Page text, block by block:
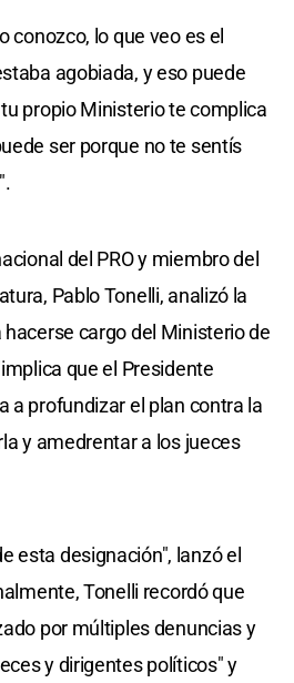
conozco, lo que veo es el
agobiada, y eso puede
propio Ministerio te complica
ser porque no te sentís
del PRO y miembro del
Pablo Tonelli, analizó la
cargo del Ministerio de
que el Presidente
a profundizar el plan contra la
y amedrentar a los jueces
esta designación", lanzó el
Tonelli recordó que
por múltiples denuncias y
y dirigentes políticos" y